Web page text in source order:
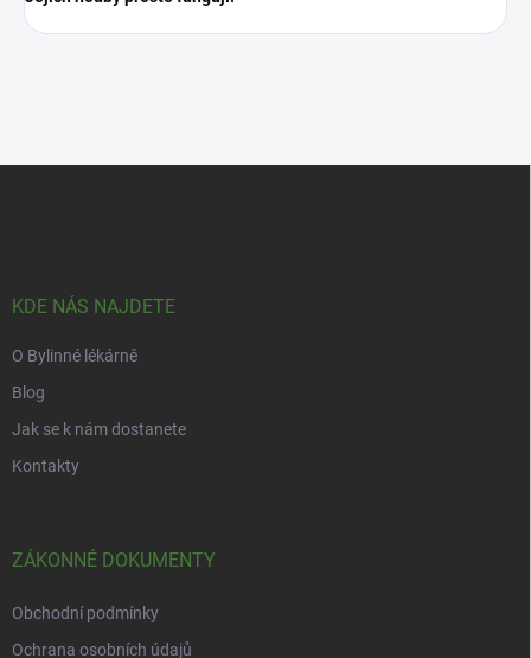
KDE NÁS NAJDETE
O Bylinné lékárně
Blog
Jak se k nám dostanete
Kontakty
ZÁKONNÉ DOKUMENTY
Obchodní podmínky
Ochrana osobních údajů